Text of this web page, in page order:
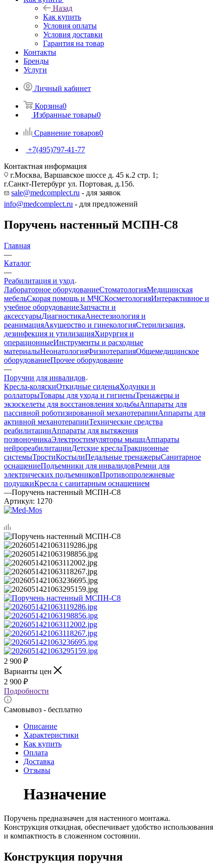
Назад
Как купить
Условия оплаты
Условия доставки
Гарантия на товар
Контакты
Бренды
Услуги
Личный кабинет
Корзина0
Избранные товары0
Сравнение товаров0
+7(495)797-41-77
Контактная информация
г.Москва, Варшавское шоссе д. 45 к.2 стр. 1;
г.Санкт-Петербург ул. Портовая, д.15б.
sale@medcomplect.ru - для заявок
info@medcomplect.ru - для предложений
Поручень настенный МСПН-С8
Главная
—
Каталог
—
Реабилитация и уход
Лабораторное оборудованиеСтоматологияМедицинская
мебельСкорая помощь и МЧСКосметологияИнтерактивное и
учебное оборудованиеЗапчасти и
аксессуарыДиагностикаАнестезиология и
реанимацияАкушерство и гинекологияСтерилизация,
дезинфекция и утилизацияХирургия и
операционныеИнструменты и расходные
материалыНеонатологияФизиотерапияОбщемедицинское
оборудованиеПрочее оборудование
—
Поручни для инвалидов
Кресла-коляскиОткидные сиденьяХодунки и
роллаторыТовары для ухода и гигиеныТренажеры и
экзоскелеты для восстановления ходьбыАппараты для
пассивной роботизированной механотерапииАппараты для
активной механотерапииТехнические средства
реабилитацииАппараты для вытяжения
позвоночникаЭлектростимуляторы мышцАппараты
нейрореабилитацииДетские креслаТракционные
системыТростиКостылиПедальные тренажерыСанитарное
оснащениеПодъемники для инвалидовРемни для
электрических подъемниковПротивопролежневые
подушкиКресла с санитарным оснащением
—Поручень настенный МСПН-С8
Артикул: 1270
2 900 ₽
Варианты цен
2 900 ₽
Подробности
Самовывоз - бесплатно
Описание
Характеристики
Как купить
Оплата
Доставка
Отзывы
Назначение
Поручень предназначен для настенного монтажа.
Конструкция откидная, обеспечивает удобство использования
и компактность в сложенном состоянии.
Конструкция поручня